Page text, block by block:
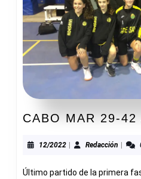
CABO MAR 29-42
12/202212/2022
| Redacción |
Último partido de la primera